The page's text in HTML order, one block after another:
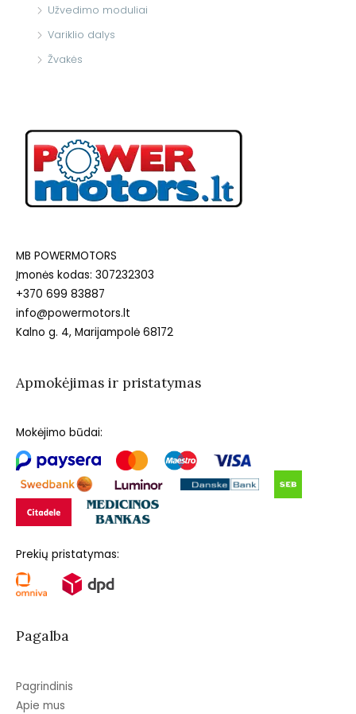
Užvedimo moduliai
Variklio dalys
Žvakės
MB POWERMOTORS
Įmonės kodas: 307232303
+370 699 83887
info@powermotors.lt
Kalno g. 4, Marijampolė 68172
Apmokėjimas ir pristatymas
Mokėjimo būdai:
Prekių pristatymas:
Pagalba
Pagrindinis
Apie mus